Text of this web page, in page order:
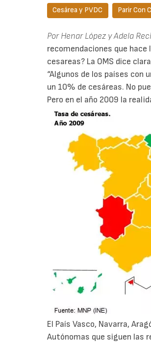
Cesárea y PVDC Parir Con
Por Henar López y Adela
recomendaciones que hace
cesareas? La OMS dice
“Algunos de los países con
un 10% de cesáreas. No
Pero en el año 2009 la
El País Vasco, Navarra,
Autónomas que siguen las